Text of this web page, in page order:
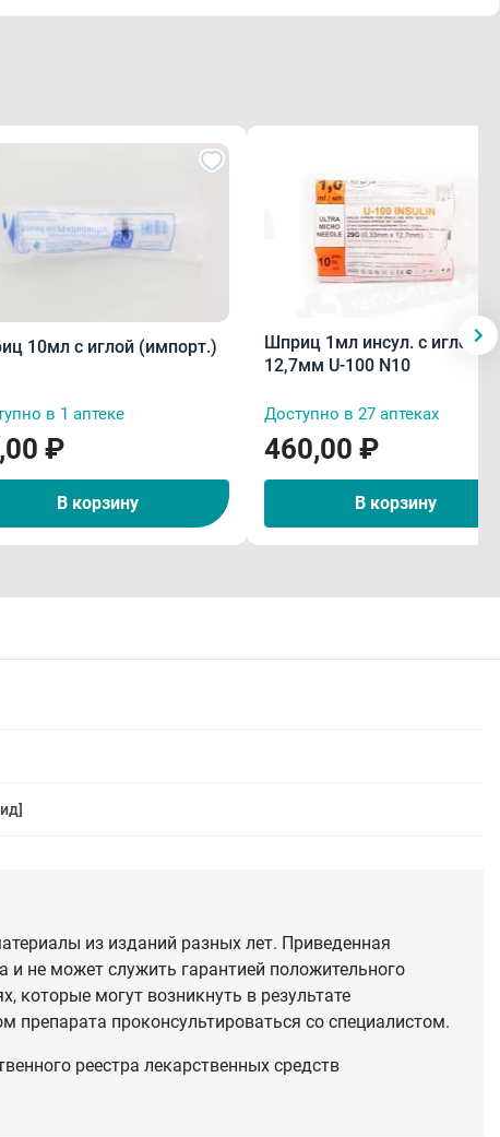
10мл с иглой (импорт.)
в 1 аптеке
₽
В корзину
Шприц 1мл инсул. с иглой
12,7мм U-100 N10
Доступно в 27 аптеках
460,00 ₽
В корзину
из изданий разных лет. Приведенная
не может служить гарантией положительного
которые могут возникнуть в результате
препарата проконсультироваться со специалистом.
реестра лекарственных средств